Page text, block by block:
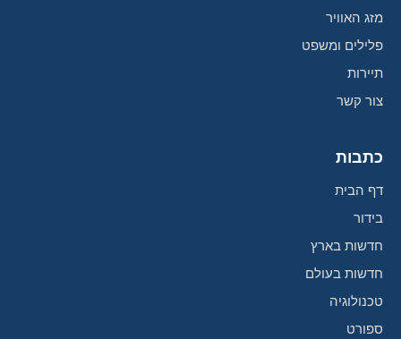
מזג האוויר
פלילים ומשפט
תיירות
צור קשר
כתבות
דף הבית
בידור
חדשות בארץ
חדשות בעולם
טכנולוגיה
ספורט